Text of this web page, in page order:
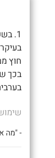
1.
חוץ
בכך
- "מה